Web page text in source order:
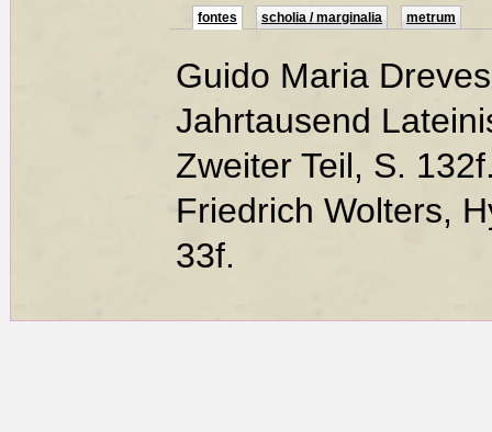
fontes scholia / marginalia metrum
Guido Maria
Jahrtausend
Zweiter Teil, S.
Friedrich Wolters,
33f.